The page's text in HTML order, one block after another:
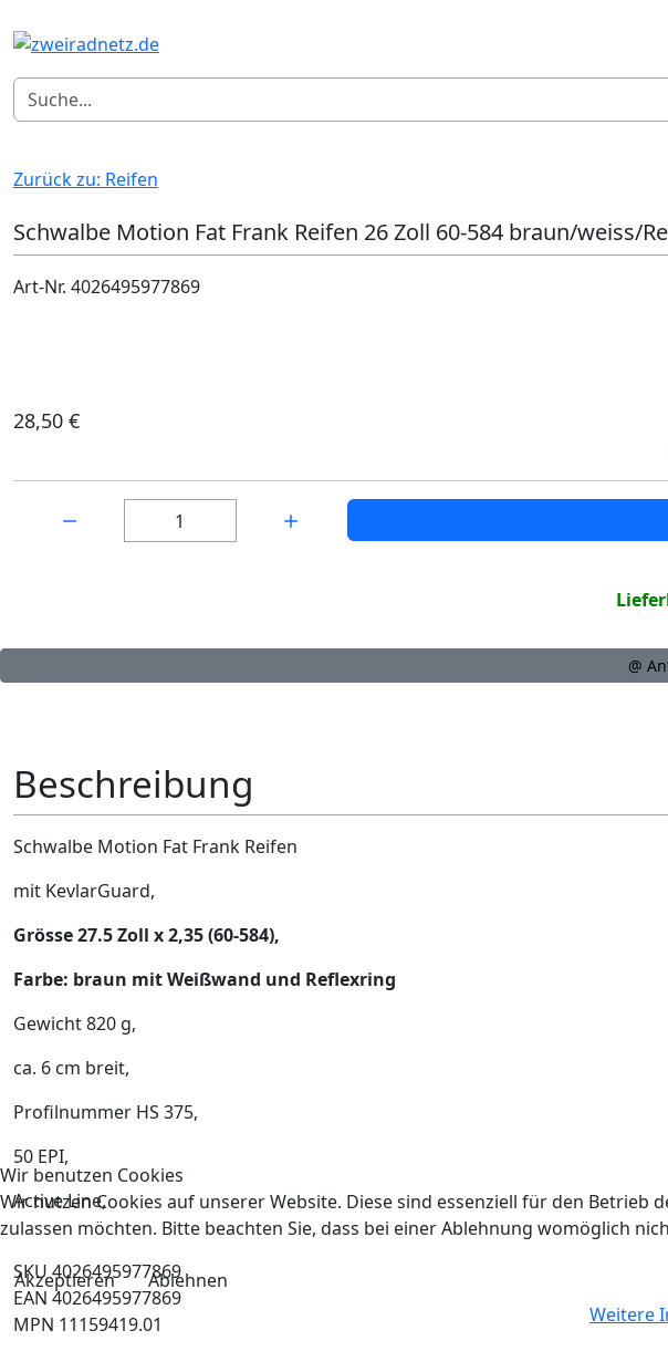
Zurück zu: Reifen
Schwalbe Motion Fat Frank Reifen 26 Zoll 60-584 braun/weiss/
Art-Nr. 4026495977869
28,50 €
@
Beschreibung
Schwalbe Motion Fat Frank Reifen
mit KevlarGuard,
Grösse 27.5 Zoll x 2,35 (60-584),
Farbe: braun mit Weißwand und Reflexring
Gewicht 820 g,
ca. 6 cm breit,
Profilnummer HS 375,
50 EPI,
Active Line,
SKU 4026495977869
EAN 4026495977869
MPN 11159419.01
Wir benutzen Cookies
Wir nutzen Cookies auf unserer Website. Diese sind essenziell für den Betrieb
zulassen möchten. Bitte beachten Sie, dass bei einer Ablehnung womöglich
Akzeptieren
Ablehnen
Weitere